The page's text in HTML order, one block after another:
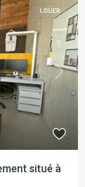
Next
LOUER
situé à